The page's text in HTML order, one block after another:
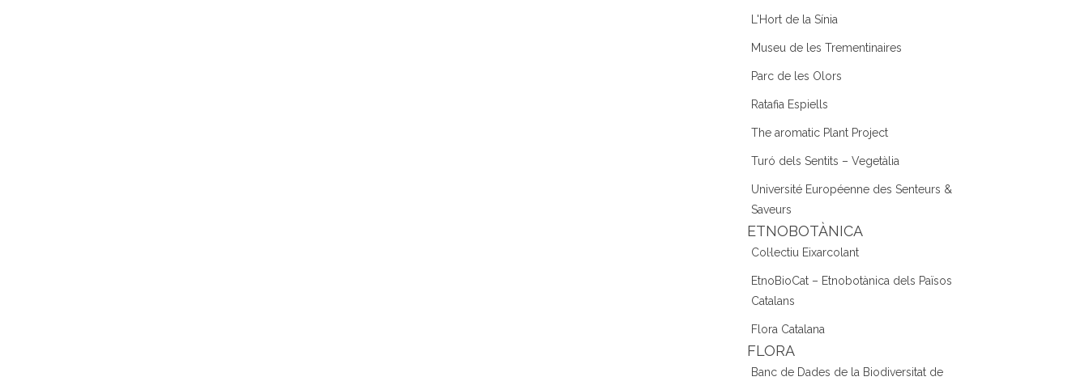
L'Hort de la Sínia
Museu de les Trementinaires
Parc de les Olors
Ratafia Espiells
The aromatic Plant Project
Turó dels Sentits – Vegetàlia
Université Européenne des Senteurs &
Saveurs
ETNOBOTÀNICA
Col·lectiu Eixarcolant
EtnoBioCat – Etnobotànica dels Països
Catalans
Flora Catalana
FLORA
Banc de Dades de la Biodiversitat de